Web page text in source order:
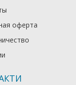
оферта